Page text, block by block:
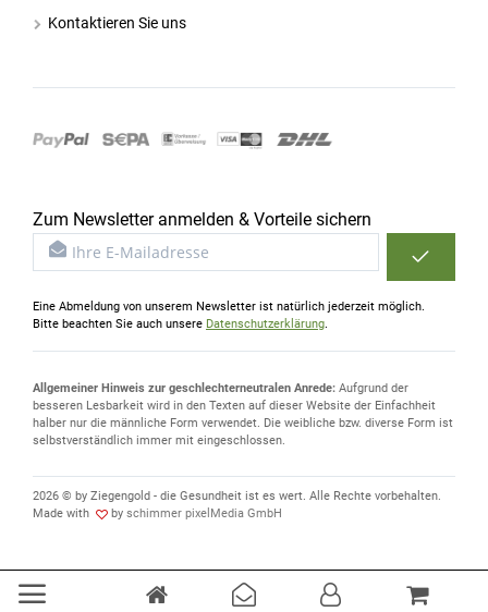
Kontaktieren Sie uns
Zum Newsletter anmelden & Vorteile sichern
Eine Abmeldung von unserem Newsletter ist natürlich jederzeit möglich.
Bitte beachten Sie auch unsere Datenschutzerklärung.
Allgemeiner Hinweis zur geschlechterneutralen Anrede: Aufgrund der
besseren Lesbarkeit wird in den Texten auf dieser Website der Einfachheit
halber nur die männliche Form verwendet. Die weibliche bzw. diverse Form ist
selbstverständlich immer mit eingeschlossen.
2026 © by Ziegengold - die Gesundheit ist es wert. Alle Rechte vorbehalten.
Made with
by schimmer pixelMedia GmbH